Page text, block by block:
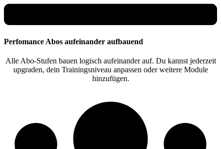
Perfomance Abos aufeinander aufbauend
Alle Abo-Stufen bauen logisch aufeinander auf. Du kannst jederzeit
upgraden, dein Trainingsniveau anpassen oder weitere Module
hinzufügen.